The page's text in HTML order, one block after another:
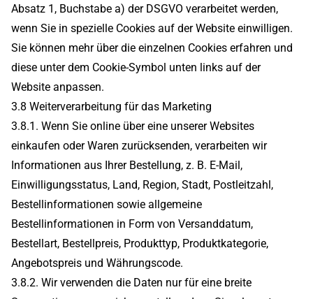
Absatz 1, Buchstabe a) der DSGVO verarbeitet werden,
wenn Sie in spezielle Cookies auf der Website einwilligen.
Sie können mehr über die einzelnen Cookies erfahren und
diese unter dem Cookie-Symbol unten links auf der
Website anpassen.
3.8 Weiterverarbeitung für das Marketing
3.8.1. Wenn Sie online über eine unserer Websites
einkaufen oder Waren zurücksenden, verarbeiten wir
Informationen aus Ihrer Bestellung, z. B. E-Mail,
Einwilligungsstatus, Land, Region, Stadt, Postleitzahl,
Bestellinformationen sowie allgemeine
Bestellinformationen in Form von Versanddatum,
Bestellart, Bestellpreis, Produkttyp, Produktkategorie,
Angebotspreis und Währungscode.
3.8.2. Wir verwenden die Daten nur für eine breite